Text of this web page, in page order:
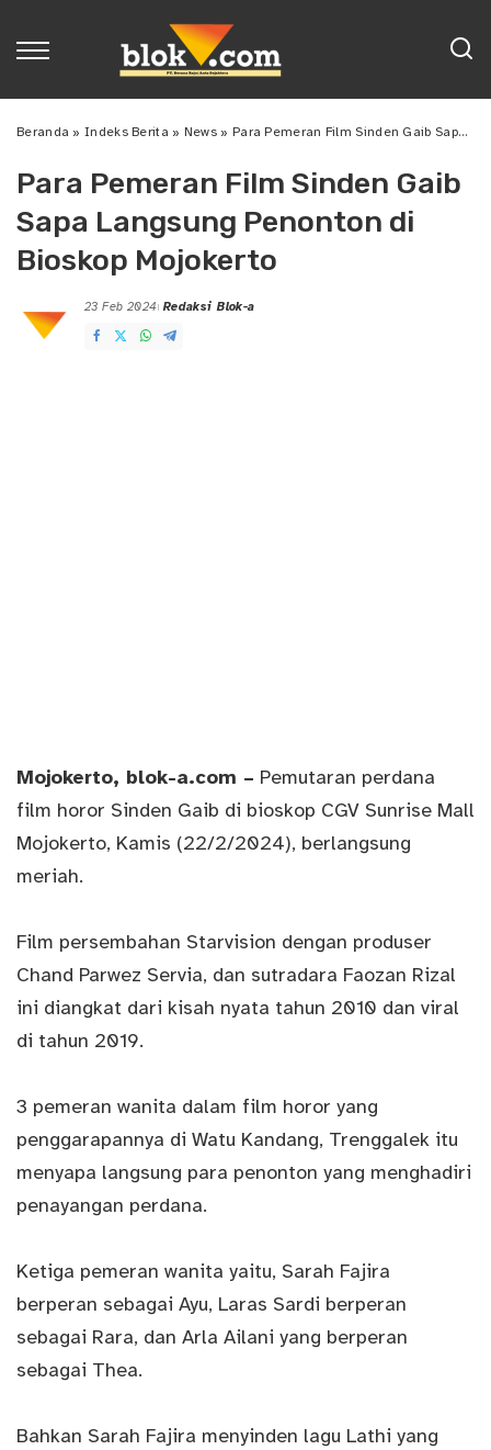
Beranda »Indeks Berita » News » Para Pemeran Film Sinden Gaib Sapa Langsung Penonton di Bioskop Mojokerto
Para Pemeran Film Sinden Gaib
Sapa Langsung Penonton di
Bioskop Mojokerto
23 Feb 2024
Posted
by
Redaksi Blok-a
Mojokerto, blok-a.com – Pemutaran perdana
film horor Sinden Gaib di bioskop CGV Sunrise Mall
Mojokerto, Kamis (22/2/2024), berlangsung
meriah.
Film persembahan Starvision dengan produser
Chand Parwez Servia, dan sutradara Faozan Rizal
ini diangkat dari kisah nyata tahun 2010 dan viral
di tahun 2019.
3 pemeran wanita dalam film horor yang
penggarapannya di Watu Kandang, Trenggalek itu
menyapa langsung para penonton yang menghadiri
penayangan perdana.
Ketiga pemeran wanita yaitu, Sarah Fajira
berperan sebagai Ayu, Laras Sardi berperan
sebagai Rara, dan Arla Ailani yang berperan
sebagai Thea.
Bahkan Sarah Fajira menyinden lagu Lathi yang